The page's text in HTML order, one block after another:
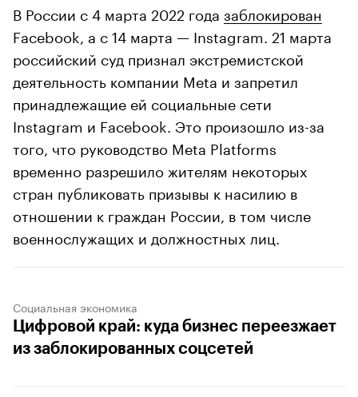
В России с 4 марта 2022 года заблокирован
Facebook, а с 14 марта — Instagram. 21 марта
российский суд признал экстремистской
деятельность компании Meta и запретил
принадлежащие ей социальные сети
Instagram и Facebook. Это произошло из-за
того, что руководство Meta Platforms
временно разрешило жителям некоторых
стран публиковать призывы к насилию в
отношении к граждан России, в том числе
военнослужащих и должностных лиц.
Социальная экономика
Цифровой край: куда бизнес переезжает
из заблокированных соцсетей